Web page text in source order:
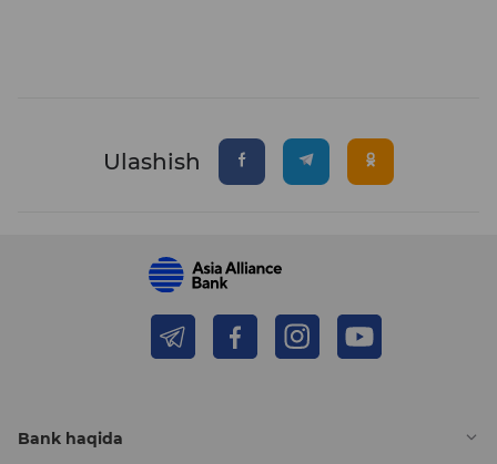
Ulashish
Bank haqida